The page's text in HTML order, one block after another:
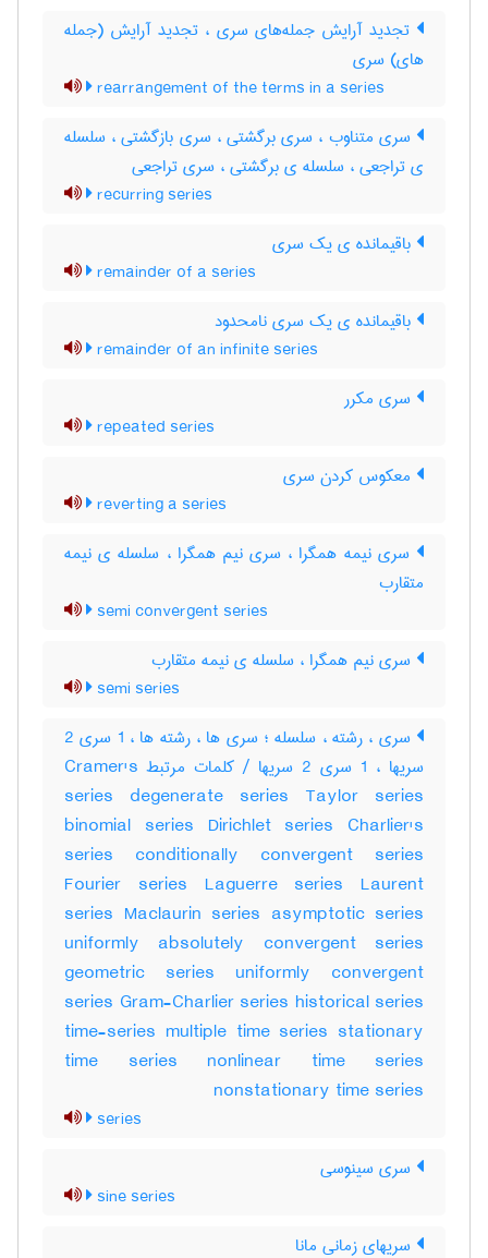
تجدید آرایش جمله‌های سری ، تجدید آرایش (جمله
های) سری
rearrangement of the terms in a series
سری متناوب ، سری برگشتی ، سری بازگشتی ، سلسله
ی تراجعی ، سلسله ی برگشتی ، سری تراجعی
recurring series
باقیمانده ی یک سری
remainder of a series
باقیمانده ی یک سری نامحدود
remainder of an infinite series
سری مکرر
repeated series
معکوس کردن سری
reverting a series
سری نیمه همگرا ، سری نیم همگرا ، سلسله ی نیمه
متقارب
semi convergent series
سری نیم همگرا ، سلسله ی نیمه متقارب
semi series
سری ، رشته ، سلسله ؛ سری ها ، رشته ها ، 1 سری 2
سریها ، 1 سری 2 سریها / کلمات مرتبط Cramer's
series degenerate series Taylor series
binomial series Dirichlet series Charlier's
series conditionally convergent series
Fourier series Laguerre series Laurent
series Maclaurin series asymptotic series
uniformly absolutely convergent series
geometric series uniformly convergent
series Gram-Charlier series historical series
time-series multiple time series stationary
time series nonlinear time series
nonstationary time series
series
سری سینوسی
sine series
سریهای زمانی مانا